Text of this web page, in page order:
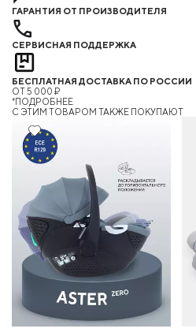
ГАРАНТИЯ ОТ ПРОИЗВОДИТЕЛЯ
СЕРВИСНАЯ ПОДДЕРЖКА
БЕСПЛАТНАЯ ДОСТАВКА ПО РОССИИ
ОТ 5 000 ₽
*ПОДРОБНЕЕ
C ЭТИМ ТОВАРОМ ТАКЖЕ ПОКУПАЮТ
8%